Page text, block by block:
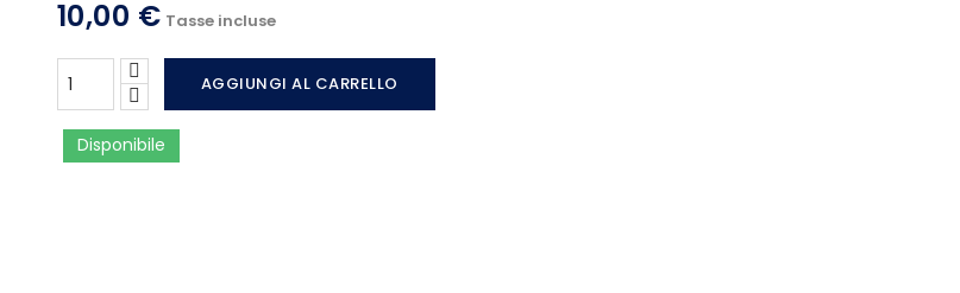
10,00 € Tasse incluse
AGGIUNGI AL CARRELLO
Disponibile